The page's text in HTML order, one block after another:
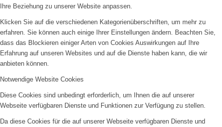
Ihre Beziehung zu unserer Website anpassen.
Klicken Sie auf die verschiedenen Kategorienüberschriften, um mehr zu
erfahren. Sie können auch einige Ihrer Einstellungen ändern. Beachten Sie,
dass das Blockieren einiger Arten von Cookies Auswirkungen auf Ihre
Erfahrung auf unseren Websites und auf die Dienste haben kann, die wir
anbieten können.
Notwendige Website Cookies
Diese Cookies sind unbedingt erforderlich, um Ihnen die auf unserer
Webseite verfügbaren Dienste und Funktionen zur Verfügung zu stellen.
Da diese Cookies für die auf unserer Webseite verfügbaren Dienste und